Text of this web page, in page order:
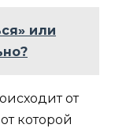
или
от
которой